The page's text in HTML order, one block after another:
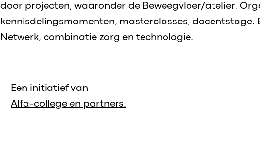
door projecten, waaronder de Beweegvloer/atelier.
kennisdelingsmomenten, masterclasses, docentstage.
Netwerk, combinatie zorg en technologie.
Een initiatief van
Alfa-college en partners.